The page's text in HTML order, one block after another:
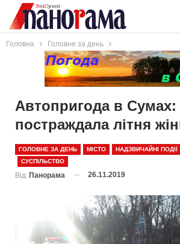
Головна Головне за день
Автопригода в Сумах:
постраждала літня
ГОЛОВНЕ ЗА ДЕНЬ МІСТО НАДЗВИЧАЙНІ ПОДІЇ
СУСПІЛЬСТВО
Від Панорама 26.11.2019